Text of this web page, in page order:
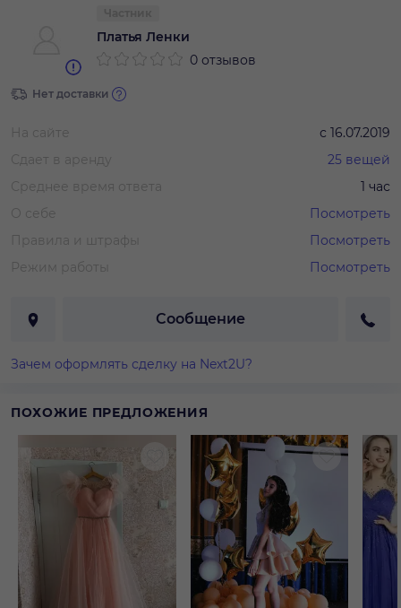
Платья Ленки
0 отзывов
Нет доставки
На сайте с 16.07.2019
Сдает в аренду
25 вещей
Среднее время ответа
1 час
О себе
Посмотреть
Правила и штрафы
Посмотреть
Режим работы
Посмотреть
Сообщение
Зачем оформлять сделку на Next2U?
ПОХОЖИЕ ПРЕДЛОЖЕНИЯ